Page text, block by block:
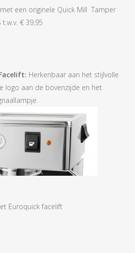
een originele Quick Mill Tamper
t.w.v. € 39,95
Herkenbaar aan het stijlvolle
logo aan de bovenzijde en het
Euroquick facelift